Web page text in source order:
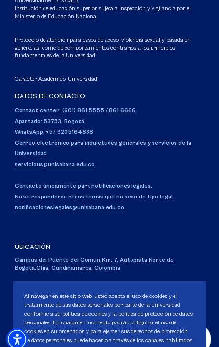
Institución de educación superior sujeta a inspección y vigilancia por el
Ministerio de Educación Nacional
Protocolo de atención para casos de acoso, violencia sexual y basada en
género, así como de comportamientos contrarios a los principios
fundamentales de la Universidad
Carácter Académico: Universidad
DATOS DE CONTACTO
Contact center: (601) 861 5555 / 861 6666
Apartado: 53753, Bogotá.
WhatsApp: +57 3205164838
Correo electrónico para inquietudes generales y servicios de la
Universidad
servicious@unisabana.edu.co
Contacto únicamente para notificaciones legales.
No se responderán otros temas que no sean de tipo legal.
notificacioneslegales@unisabana.edu.co
UBICACIÓN
Campus del Puente del Común,Km. 7, Autopista Norte de
Bogotá.Chía, Cundinamarca, Colombia.
Personería Jurídica:Resolución 130 del 14 de enero de 1980.
Ministerio de Educación Nacional.
Al navegar en este sitio web, usted acepta el uso de cookies y el
tratamiento de sus datos personales por parte de la Universidad
conforme a su política de cookies y la política de protección de datos
personales. En cualquier momento podrá configurar el uso de
cookies en su ordenador, y para ejercer sus derechos de protección
de datos personales puede hacerlo a través de los canales habilitados